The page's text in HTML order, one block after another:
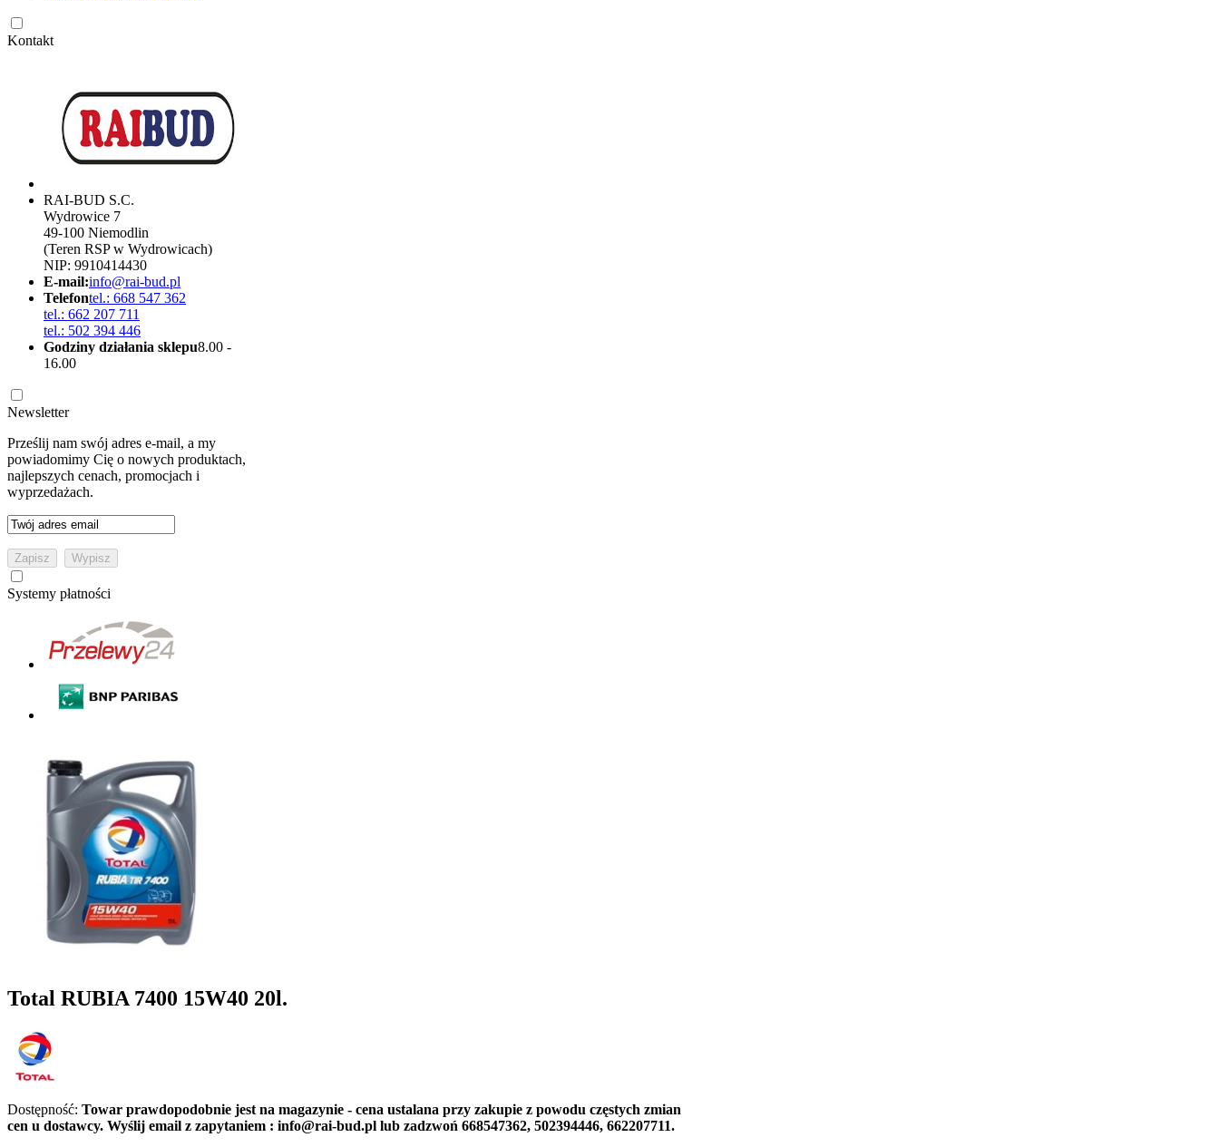
Kontakt
RAI-BUD S.C.
Wydrowice 7
49-100 Niemodlin
(Teren RSP w Wydrowicach)
NIP: 9910414430
E-mail:info@rai-bud.pl
Telefontel.: 668 547 362
tel.: 662 207 711
tel.: 502 394 446
Godziny działania sklepu8.00 -
16.00
Newsletter
Prześlij nam swój adres e-mail, a my
powiadomimy Cię o nowych produktach,
najlepszych cenach, promocjach i
wyprzedażach.
Systemy płatności
Total RUBIA 7400 15W40 20l.
Dostępność: Towar prawdopodobnie jest na magazynie - cena ustalana przy zakupie z powodu częstych zmian
cen u dostawcy. Wyślij email z zapytaniem : info@rai-bud.pl lub zadzwoń 668547362, 502394446, 662207711.